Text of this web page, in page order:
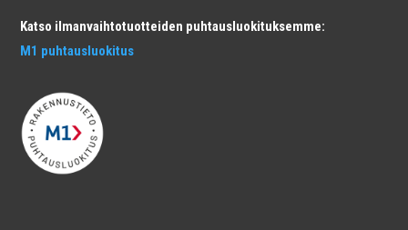
Katso ilmanvaihtotuotteiden puhtausluokituksemme:
M1 puhtausluokitus